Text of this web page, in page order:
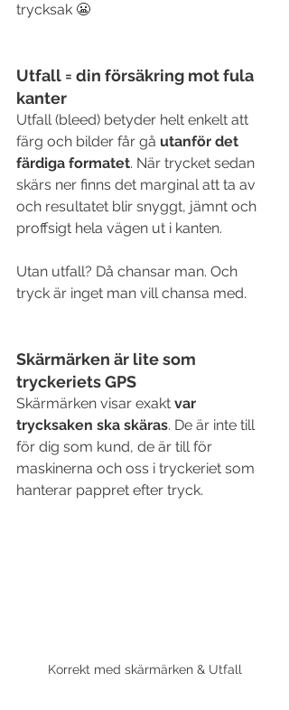
trycksak 😬
Utfall = din försäkring mot fula
kanter
Utfall (bleed) betyder helt enkelt att
färg och bilder får gå utanför det
färdiga formatet. När trycket sedan
skärs ner finns det marginal att ta av
och resultatet blir snyggt, jämnt och
proffsigt hela vägen ut i kanten.
Utan utfall? Då chansar man. Och
tryck är inget man vill chansa med.
Skärmärken är lite som
tryckeriets GPS
Skärmärken visar exakt var
trycksaken ska skäras. De är inte till
för dig som kund, de är till för
maskinerna och oss i tryckeriet som
hanterar pappret efter tryck.
Korrekt med skärmärken & Utfall